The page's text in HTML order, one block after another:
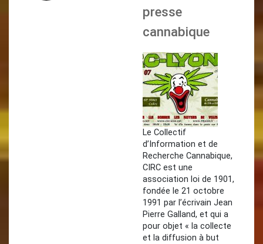
presse
cannabique
Le Collectif
d’Information et de
Recherche Cannabique,
CIRC est une
association loi de 1901,
fondée le 21 octobre
1991 par l’écrivain Jean
Pierre Galland, et qui a
pour objet « la collecte
et la diffusion à but